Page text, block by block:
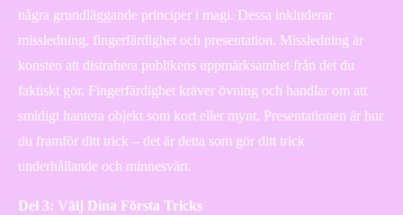
några grundläggande principer i magi. Dessa inkluderar
missledning, fingerfärdighet och presentation. Missledning är
konsten att distrahera publikens uppmärksamhet från det du
faktiskt gör. Fingerfärdighet kräver övning och handlar om att
smidigt hantera objekt som kort eller mynt. Presentationen är hur
du framför ditt trick – det är detta som gör ditt trick
underhållande och minnesvärt.
Del 3: Välj Dina Första Tricks